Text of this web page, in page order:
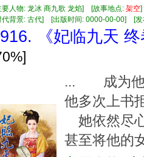
要人物: 龙冰 商九歌 龙焰] [故事地点: 架空]
代背景: 古代] [出版时间: 0000-00-00] [
《妃临九天
... 成为他
他多次上书
她依然尽
甚至将他的